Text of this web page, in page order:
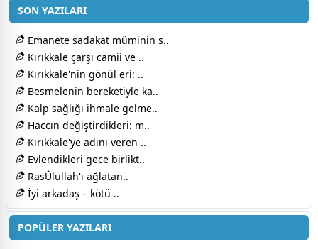
SON YAZILARI
Emanete sadakat müminin s..
Kırıkkale çarşı camii ve ..
Kırıkkale'nin gönül eri: ..
Besmelenin bereketiyle ka..
Kalp sağlığı ihmale gelme..
Haccın değiştirdikleri: m..
Kırıkkale'ye adını veren ..
Evlendikleri gece birlikt..
RasÛlullah'ı ağlatan..
İyi arkadaş – kötü ..
POPÜLER YAZILARI